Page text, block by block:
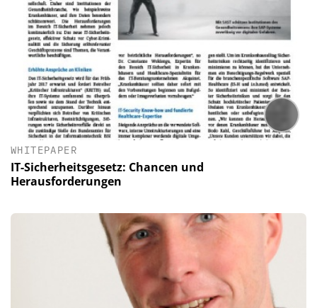
WHITEPAPER
IT-Sicherheitsgesetz: Chancen und
Herausforderungen